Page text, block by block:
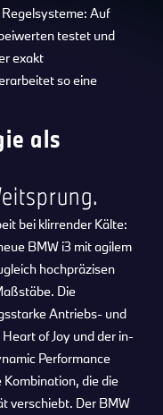
Auf
testet und
exakt
so eine
als
bei klirrender Kälte:
BMW i3 mit agilem
hochpräzisen
Die
Antriebs- und
of Joy und der in-
Performance
die die
verschiebt. Der BMW